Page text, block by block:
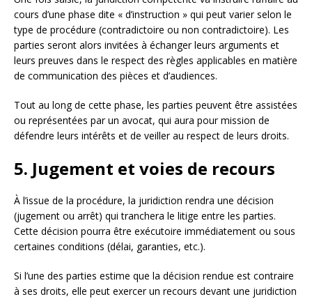
cours d’une phase dite « d’instruction » qui peut varier selon le
type de procédure (contradictoire ou non contradictoire). Les
parties seront alors invitées à échanger leurs arguments et
leurs preuves dans le respect des règles applicables en matière
de communication des pièces et d’audiences.
Tout au long de cette phase, les parties peuvent être assistées
ou représentées par un avocat, qui aura pour mission de
défendre leurs intérêts et de veiller au respect de leurs droits.
5. Jugement et voies de recours
À l’issue de la procédure, la juridiction rendra une décision
(jugement ou arrêt) qui tranchera le litige entre les parties.
Cette décision pourra être exécutoire immédiatement ou sous
certaines conditions (délai, garanties, etc.).
Si l’une des parties estime que la décision rendue est contraire
à ses droits, elle peut exercer un recours devant une juridiction